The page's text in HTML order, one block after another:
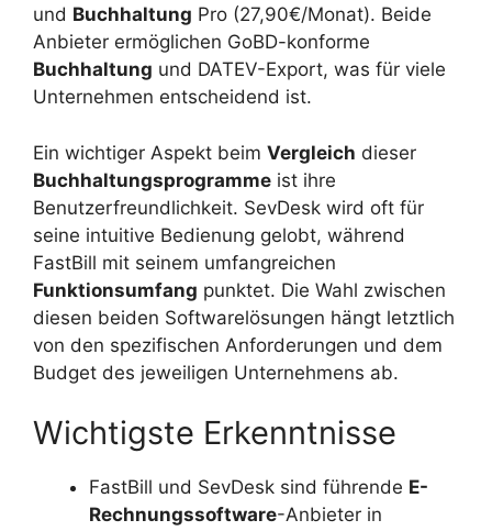
und Buchhaltung Pro (27,90€/Monat). Beide
Anbieter ermöglichen GoBD-konforme
Buchhaltung und DATEV-Export, was für viele
Unternehmen entscheidend ist.
Ein wichtiger Aspekt beim Vergleich dieser
Buchhaltungsprogramme ist ihre
Benutzerfreundlichkeit. SevDesk wird oft für
seine intuitive Bedienung gelobt, während
FastBill mit seinem umfangreichen
Funktionsumfang punktet. Die Wahl zwischen
diesen beiden Softwarelösungen hängt letztlich
von den spezifischen Anforderungen und dem
Budget des jeweiligen Unternehmens ab.
Wichtigste Erkenntnisse
FastBill und SevDesk sind führende E-
Rechnungssoftware-Anbieter in